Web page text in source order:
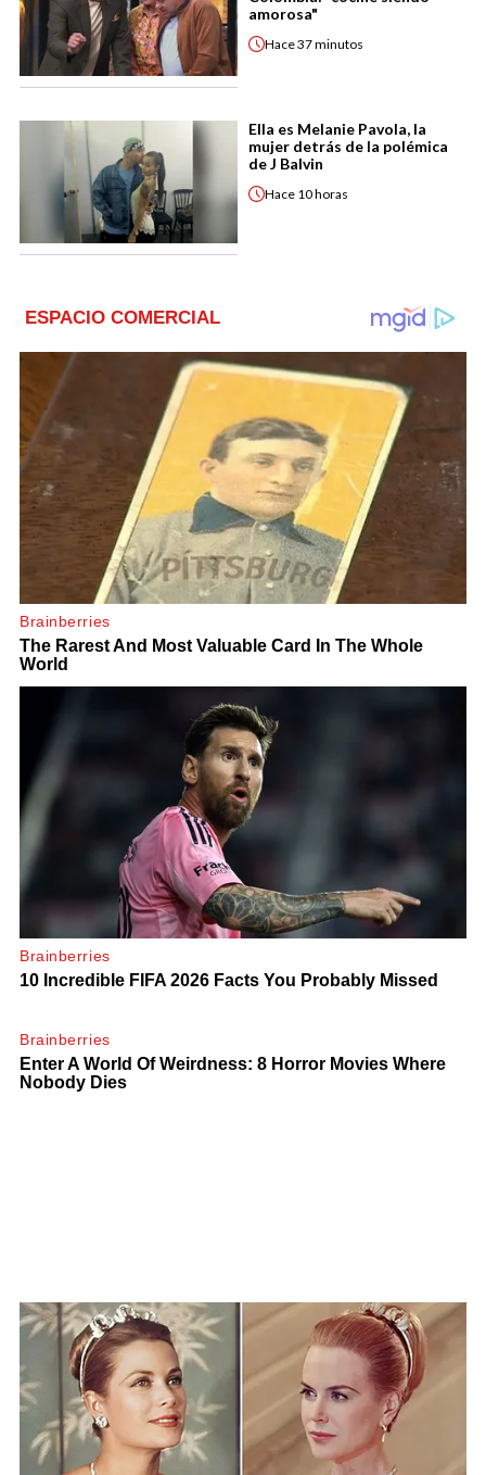
amorosa"
Hace37 minutos
Ella es Melanie Pavola, la
mujer detrás de la polémica
de J Balvin
Hace 10 horas